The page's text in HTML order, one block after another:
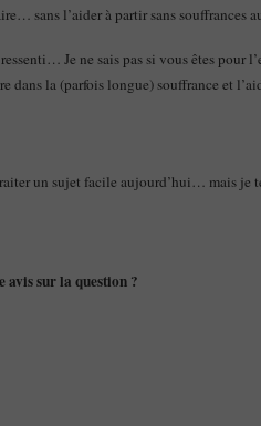
sans l’aider à partir sans souffrances
Je ne sais pas si vous êtes pour
dans la (parfois longue) souffrance et
un sujet facile aujourd’hui… mais je
avis sur la question ?